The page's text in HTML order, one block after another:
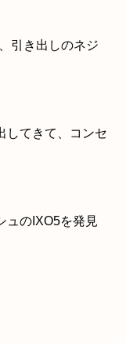
引き出しのネジ
してきて、コンセ
ュのIXO5を発見